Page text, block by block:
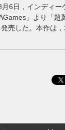
6日，インディー
」より「超
売した。本作は